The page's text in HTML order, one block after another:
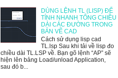
DÙNG LỆNH TL (LISP) ĐỂ
TÍNH NHANH TỔNG CHIỀU
DÀI CÁC ĐƯỜNG TRONG
BẢN VẼ CAD
Cách sử dụng lisp cad
TL.lsp Sau khi tải về lisp đo
chiều dài TL.LSP về. Bạn gõ lệnh “AP” sẽ
hiện lên bảng Load/unload Application,
sau đó b...